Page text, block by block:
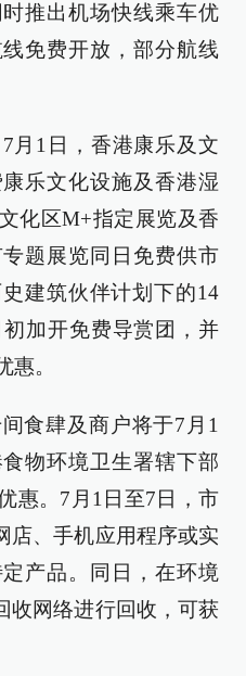
推出机场快线乘车优
免费开放，部分航线
月1日，香港康乐及文
乐文化设施及香港湿
化区M+指定展览及香
题展览同日免费供市
建筑伙伴计划下的14
加开免费导赏团，并
惠。
食肆及商户将于7月1
物环境卫生署辖下部
惠。7月1日至7日，市
店、手机应用程序或实
产品。同日，在环境
收网络进行回收，可获